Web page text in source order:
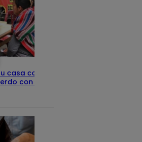
casa califica
con el Sisfoh